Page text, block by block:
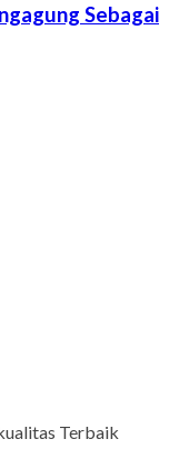
Sebagai
Terbaik